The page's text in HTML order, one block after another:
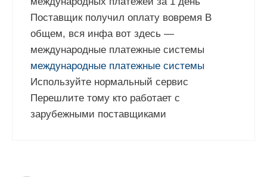
Поставщик получил оплату вовремя В
общем, вся инфа вот здесь —
международные платежные системы
международные платежные системы
Используйте нормальный сервис
Перешлите тому кто работает с
зарубежными поставщиками